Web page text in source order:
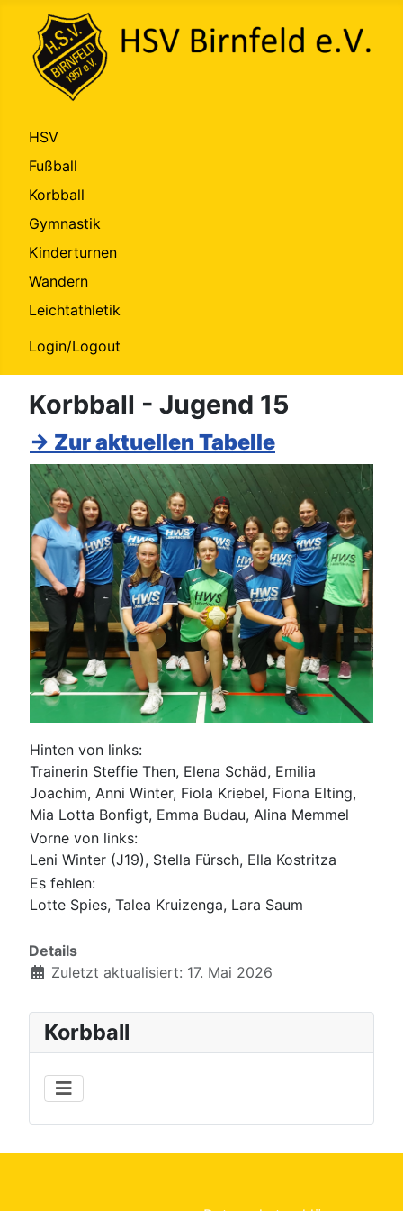
HSV
Fußball
Korbball
Gymnastik
Kinderturnen
Wandern
Leichtathletik
Login/Logout
Korbball - Jugend 15
→ Zur aktuellen Tabelle
Hinten von links:
Trainerin Steffie Then, Elena Schäd, Emilia
Joachim, Anni Winter, Fiola Kriebel, Fiona Elting,
Mia Lotta Bonfigt, Emma Budau, Alina Memmel
Vorne von links:
Leni Winter (J19), Stella Fürsch, Ella Kostritza
Es fehlen:
Lotte Spies, Talea Kruizenga, Lara Saum
Details
Zuletzt aktualisiert: 17. Mai 2026
Korbball